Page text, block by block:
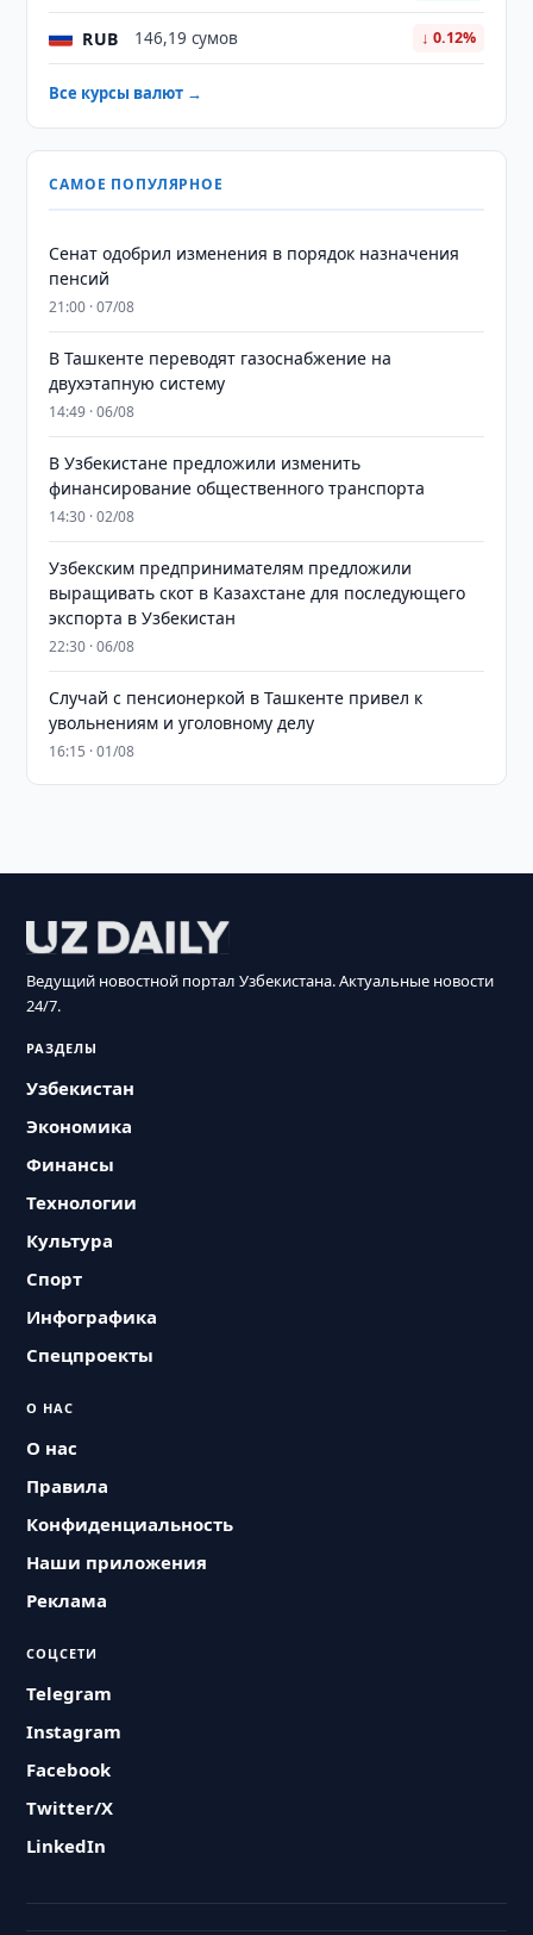
RUB 146,19 сумов ↓ 0.12%
Все курсы валют →
САМОЕ ПОПУЛЯРНОЕ
Сенат одобрил изменения в порядок назначения
пенсий
21:00 · 07/08
В Ташкенте переводят газоснабжение на
двухэтапную систему
14:49 · 06/08
В Узбекистане предложили изменить
финансирование общественного транспорта
14:30 · 02/08
Узбекским предпринимателям предложили
выращивать скот в Казахстане для последующего
экспорта в Узбекистан
22:30 · 06/08
Случай с пенсионеркой в Ташкенте привел к
увольнениям и уголовному делу
16:15 · 01/08
Ведущий новостной портал Узбекистана. Актуальные новости
24/7.
РАЗДЕЛЫ
Узбекистан
Экономика
Финансы
Технологии
Культура
Спорт
Инфографика
Спецпроекты
О НАС
О нас
Правила
Конфиденциальность
Наши приложения
Реклама
СОЦСЕТИ
Telegram
Instagram
Facebook
Twitter/X
LinkedIn